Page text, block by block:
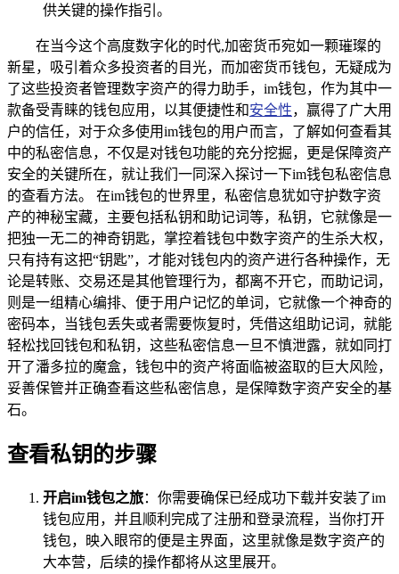
供关键的操作指引。
在当今这个高度数字化的时代,加密货币宛如一颗璀璨的
新星，吸引着众多投资者的目光，而加密货币钱包，无疑成为
了这些投资者管理数字资产的得力助手，im钱包，作为其中一
款备受青睐的钱包应用，以其便捷性和安全性，赢得了广大用
户的信任，对于众多使用im钱包的用户而言，了解如何查看其
中的私密信息，不仅是对钱包功能的充分挖掘，更是保障资产
安全的关键所在，就让我们一同深入探讨一下im钱包私密信息
的查看方法。 在im钱包的世界里，私密信息犹如守护数字资
产的神秘宝藏，主要包括私钥和助记词等，私钥，它就像是一
把独一无二的神奇钥匙，掌控着钱包中数字资产的生杀大权，
只有持有这把“钥匙”，才能对钱包内的资产进行各种操作，无
论是转账、交易还是其他管理行为，都离不开它，而助记词，
则是一组精心编排、便于用户记忆的单词，它就像一个神奇的
密码本，当钱包丢失或者需要恢复时，凭借这组助记词，就能
轻松找回钱包和私钥，这些私密信息一旦不慎泄露，就如同打
开了潘多拉的魔盒，钱包中的资产将面临被盗取的巨大风险，
妥善保管并正确查看这些私密信息，是保障数字资产安全的基
石。
查看私钥的步骤
开启im钱包之旅：你需要确保已经成功下载并安装了im
钱包应用，并且顺利完成了注册和登录流程，当你打开
钱包，映入眼帘的便是主界面，这里就像是数字资产的
大本营，后续的操作都将从这里展开。